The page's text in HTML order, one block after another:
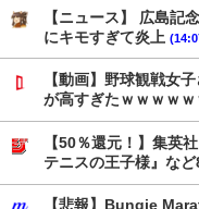
【ニュース】 広島記
にキモすぎて炎上
【動画】野球観戦女
が高すぎたｗｗｗｗｗ
【50％還元！】集英
テニスの王子様』な
【悲報】Bungie